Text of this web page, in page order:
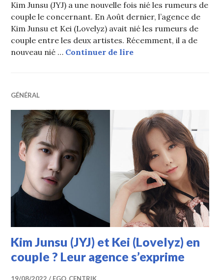
Kim Junsu (JYJ) a une nouvelle fois nié les rumeurs de
couple le concernant. En Août dernier, l’agence de
Kim Junsu et Kei (Lovelyz) avait nié les rumeurs de
couple entre les deux artistes. Récemment, il a de
nouveau nié … Continuer de lireKim Junsu (JYJ) nie
GÉNÉRAL
Kim Junsu (JYJ) et Kei (Lovelyz) en
couple ? Leur agence s’exprime